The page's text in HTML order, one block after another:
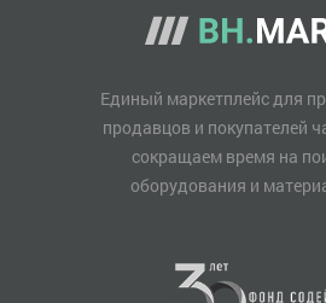
Единый маркетплейс для
продавцов и покупателей
сокращаем время на
оборудования и